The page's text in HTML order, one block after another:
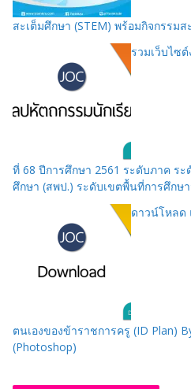
สะเต็มศึกษา (STEM) พร้อมกิจกรรมส
รวมเว็บไซ
ที่ 68 ปีการศึกษา 2561 ระดับภาค ร
ศึกษา (สพป.) ระดับเขตพื้นที่การศึกษ
ดาวน์โหล
ตนเองของข้าราชการครู (ID Plan)
(Photoshop)